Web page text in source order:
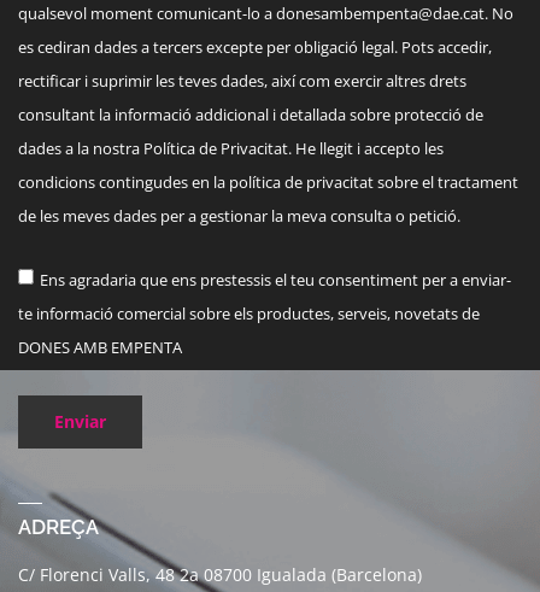
qualsevol moment comunicant-lo adonesambempenta@dae.cat. No
es cediran dades a tercers excepte per obligació legal. Pots accedir,
rectificar i suprimir les teves dades, així com exercir altres drets
consultant la informació addicional i detallada sobre protecció de
dades a la nostra Política de Privacitat. He llegit i accepto les
condicions contingudes en la política de privacitat sobre el tractament
de les meves dades per a gestionar la meva consulta o petició.
Ens agradaria que ens prestessis el teu consentiment per a enviar-
te informació comercial sobre els productes, serveis, novetats de
DONES AMB EMPENTA
Enviar
ADREÇA
C/ Florenci Valls, 48 2a 08700 Igualada (Barcelona)